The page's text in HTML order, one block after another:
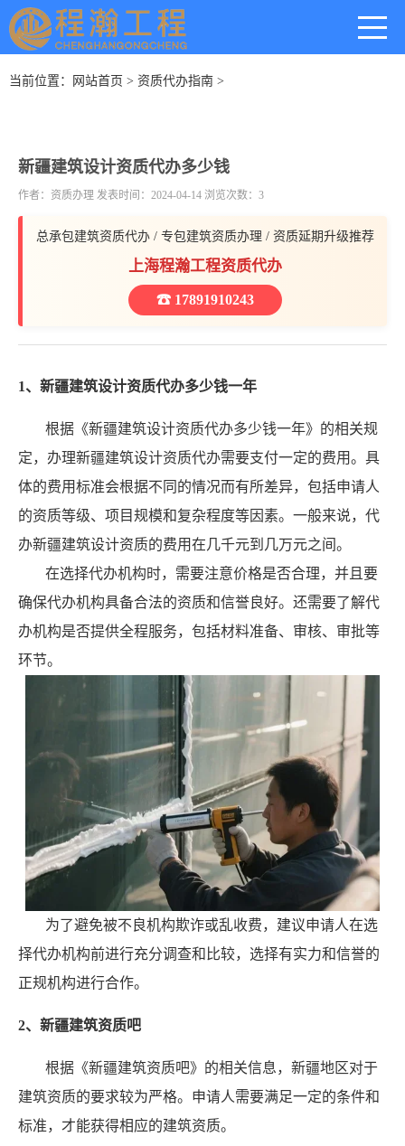
当前位置： 网站首页 > 资质代办指南 >
新疆建筑设计资质代办多少钱
作者：资质办理 发表时间：2024-04-14 浏览次数：3
总承包建筑资质代办 / 专包建筑资质办理 / 资质延期升级推荐
上海程瀚工程资质代办
☎ 17891910243
1、新疆建筑设计资质代办多少钱一年
根据《新疆建筑设计资质代办多少钱一年》的相关规
定，办理新疆建筑设计资质代办需要支付一定的费用。具
体的费用标准会根据不同的情况而有所差异，包括申请人
的资质等级、项目规模和复杂程度等因素。一般来说，代
办新疆建筑设计资质的费用在几千元到几万元之间。
在选择代办机构时，需要注意价格是否合理，并且要
确保代办机构具备合法的资质和信誉良好。还需要了解代
办机构是否提供全程服务，包括材料准备、审核、审批等
环节。
为了避免被不良机构欺诈或乱收费，建议申请人在选
择代办机构前进行充分调查和比较，选择有实力和信誉的
正规机构进行合作。
2、新疆建筑资质吧
根据《新疆建筑资质吧》的相关信息，新疆地区对于
建筑资质的要求较为严格。申请人需要满足一定的条件和
标准，才能获得相应的建筑资质。